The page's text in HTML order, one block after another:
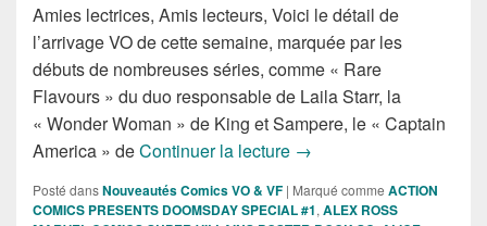
Amies lectrices, Amis lecteurs, Voici le détail de
l’arrivage VO de cette semaine, marquée par les
débuts de nombreuses séries, comme « Rare
Flavours » du duo responsable de Laila Starr, la
« Wonder Woman » de King et Sampere, le « Captain
America » deContinuer la lecture Sorties des Comics VO
→
Posté dansNouveautés Comics VO & VF | Marqué comme ACTION
COMICS PRESENTS DOOMSDAY SPECIAL #1, ALEX ROSS